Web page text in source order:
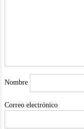
Nombre
Correo electrónico